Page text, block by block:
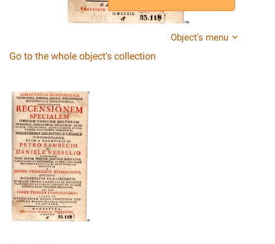
Object's menu
Go to the whole object's collection